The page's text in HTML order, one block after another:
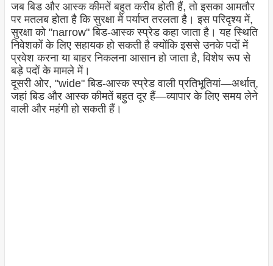
जब बिड और आस्क कीमतें बहुत करीब होती हैं, तो इसका आमतौर
पर मतलब होता है कि सुरक्षा में पर्याप्त तरलता है। इस परिदृश्य में,
सुरक्षा को "narrow" बिड-आस्क स्प्रेड कहा जाता है। यह स्थिति
निवेशकों के लिए सहायक हो सकती है क्योंकि इससे उनके पदों में
प्रवेश करना या बाहर निकलना आसान हो जाता है, विशेष रूप से
बड़े पदों के मामले में।
दूसरी ओर, "wide" बिड-आस्क स्प्रेड वाली प्रतिभूतियां—अर्थात्,
जहां बिड और आस्क कीमतें बहुत दूर हैं—व्यापार के लिए समय लेने
वाली और महंगी हो सकती हैं।